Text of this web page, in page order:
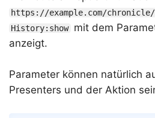
https://example.com/chronicle/
History:show mit dem
anzeigt.
Parameter können natürlich
Presenters und der Aktion